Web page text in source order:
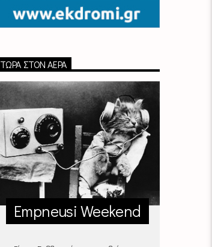
ΤΏΡΑ ΣΤΟΝ ΑΈΡΑ
Empneusi Weekend